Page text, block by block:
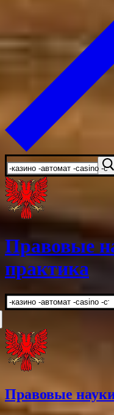
Искать:
Правовые
практика
Искать:
Правовые